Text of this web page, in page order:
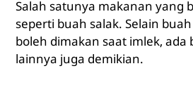
Salah satunya makanan yang
seperti buah salak. Selain
boleh dimakan saat imlek, ada
lainnya juga demikian.